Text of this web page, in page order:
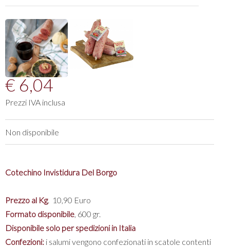
€ 6,04
Prezzi IVA inclusa
Non disponibile
Cotechino Invistidura Del Borgo
Prezzo al Kg. 10,90 Euro
Formato disponibile , 600 gr.
Disponibile solo per spedizioni in Italia
Confezioni: i salumi vengono confezionati in scatole contenti